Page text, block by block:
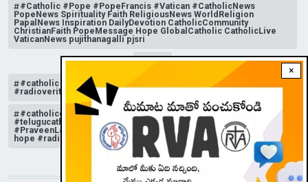
×
#Catholic #Pope #PopeFrancis #Vatican #CatholicNews
PopeNews Spirituality Faith ReligiousNews WorldReligion
PapalNews Inspiration DailyDevotion CatholicCommunity
ChristianFaith PopeMessage Hope GlobalCatholic CatholicLive
VaticanNews pujithanagalli pjsri
rvate
#catholic #radioveritasasia #rvatelugu #telugucatholic
#radioveritasasiatelugu
#catholicchurchnews #catholictelugu #telugucatholic
#telugucatholicchurch #radioveritasasia #rvatelugu
#PraveenLakkisetti #reflection #advent #christmas #messageof
hope #radioveritas #rvatelugu #viral #insta
STAY CONNECTED WITH US!